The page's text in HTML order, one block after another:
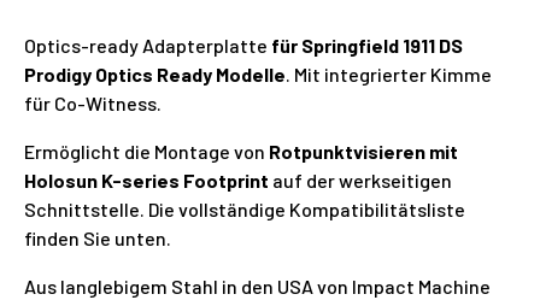
Optics-ready Adapterplatte für Springfield 1911 DS
Prodigy Optics Ready Modelle . Mit integrierter Kimme
für Co-Witness.
Ermöglicht die Montage von Rotpunktvisieren mit
Holosun K-series Footprint auf der werkseitigen
Schnittstelle. Die vollständige Kompatibilitätsliste
finden Sie unten.
Aus langlebigem Stahl in den USA von Impact Machine